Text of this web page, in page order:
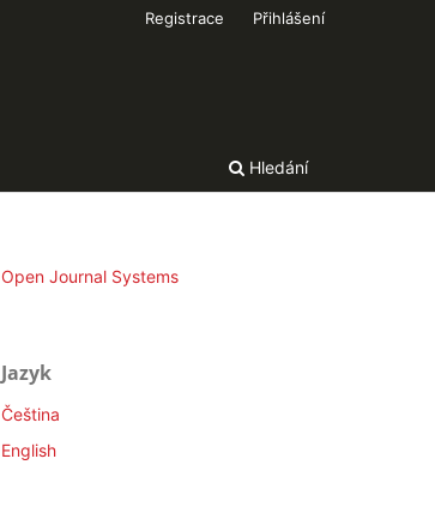
Hledání
Registrace Přihlášení
Open Journal Systems
Jazyk
Čeština
English